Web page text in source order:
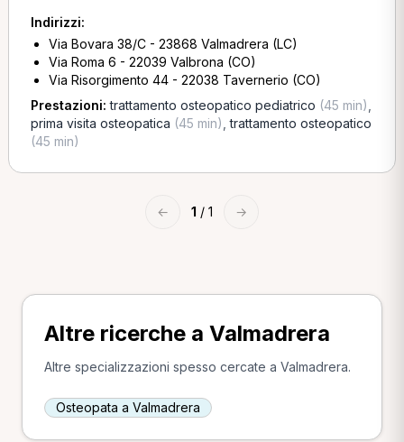
Indirizzi:
Via Bovara 38/C - 23868 Valmadrera (LC)
Via Roma 6 - 22039 Valbrona (CO)
Via Risorgimento 44 - 22038 Tavernerio (CO)
Prestazioni:trattamento osteopatico pediatrico (45 min)
prima visita osteopatica (45 min) ,trattamento osteopatico
(45 min)
← 1 / 1 →
Altre ricerche a Valmadrera
Altre specializzazioni spesso cercate a Valmadrera.
Osteopata a Valmadrera